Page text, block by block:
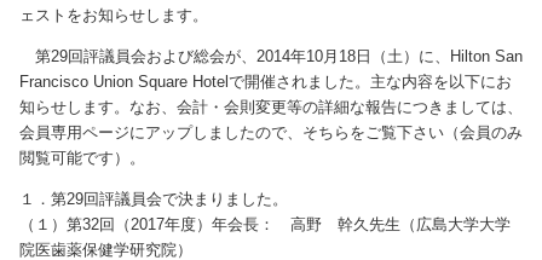
ェストをお知らせします。
第29回評議員会および総会が、2014年10月18日（土）に、Hilton San
Francisco Union Square Hotelで開催されました。主な内容を以下にお
知らせします。なお、会計・会則変更等の詳細な報告につきましては、
会員専用ページにアップしましたので、そちらをご覧下さい（会員のみ
閲覧可能です）。
１．第29回評議員会で決まりました。
（１）第32回（2017年度）年会長： 高野 幹久先生（広島大学大学
院医歯薬保健学研究院）